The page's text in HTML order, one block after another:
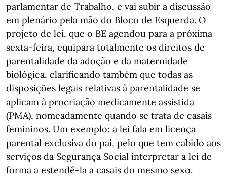
parlamentar de Trabalho, e vai subir a discussão
em plenário pela mão do Bloco de Esquerda. O
projeto de lei, que o BE agendou para a próxima
sexta-feira, equipara totalmente os direitos de
parentalidade da adoção e da maternidade
biológica, clarificando também que todas as
disposições legais relativas à parentalidade se
aplicam à procriação medicamente assistida
(PMA), nomeadamente quando se trata de casais
femininos. Um exemplo: a lei fala em licença
parental exclusiva do pai, pelo que tem cabido aos
serviços da Segurança Social interpretar a lei de
forma a estendê-la a casais do mesmo sexo.